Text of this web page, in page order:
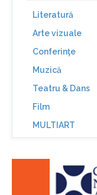
Literatură
Arte vizuale
Conferinţe
Muzică
Teatru & Dans
Film
MULTIART